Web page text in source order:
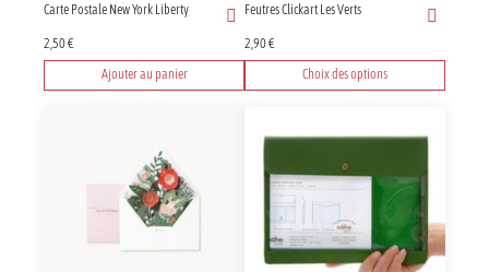
Carte Postale New York Liberty
2,50€
Ajouter au panier
Feutres Clickart Les Verts
2,90€
Choix des options
plusieurs
variations.
options
peuvent